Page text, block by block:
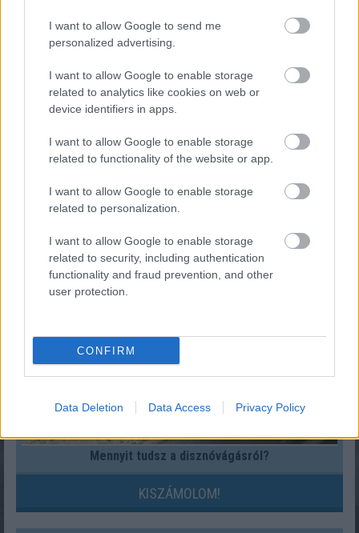
I want to allow Google to send me
personalized advertising.
I want to allow Google to enable storage
related to analytics like cookies on web or
device identifiers in apps.
I want to allow Google to enable storage
related to functionality of the website or app.
I want to allow Google to enable storage
related to personalization.
I want to allow Google to enable storage
related to security, including authentication
functionality and fraud prevention, and other
user protection.
CONFIRM
Data Deletion Data Access Privacy Policy
Összeilletek-e a pároddal?
KISZÁMOLOM!
Mennyit tudsz a disznóvágásról?
KISZÁMOLOM!